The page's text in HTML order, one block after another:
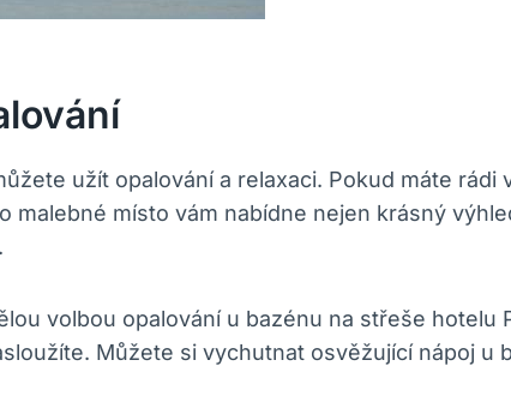
užít opalování a relaxaci. Pokud máte
malebné místo vám nabídne nejen krásný
volbou opalování u bazénu na střeše hotelu
Můžete si vychutnat osvěžující nápoj u